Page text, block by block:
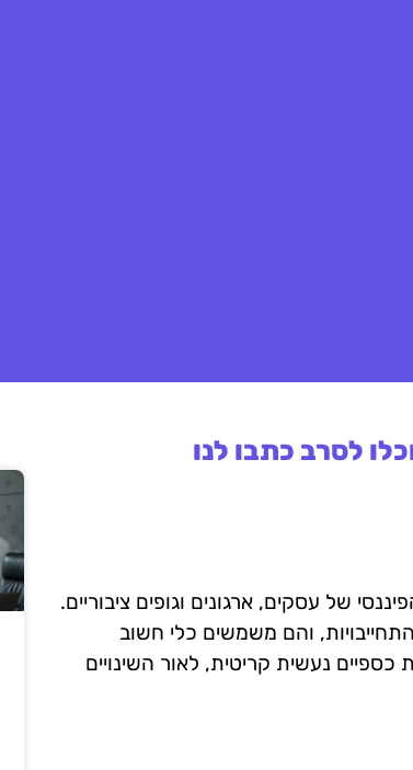
לסרב כתבו לנו
של עסקים, ארגונים וגופים ציבוריים.
והם משמשים כלי חשוב
ההבנה של דוחות כספיים נעשית קריטית, לאור השינויים